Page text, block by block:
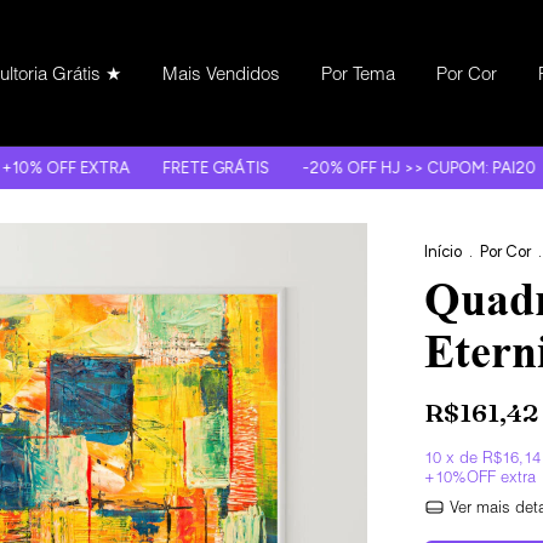
Grátis ★ Mais Vendidos Por Tema Por Cor
FRETE GRÁTIS -20% OFF HJ >> CUPOM: PAI20 10X S/
Início . Por Cor .
R$161,42
10 x de R$16,14
Ver mais